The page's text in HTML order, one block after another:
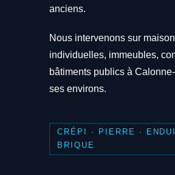
anciens.
Nous intervenons sur
individuelles, immeubles,
bâtiments publics à
ses environs.
CRÉPI · PIERRE ·
BRIQUE